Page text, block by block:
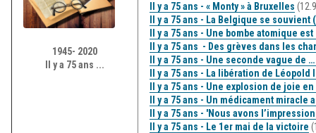
1945- 2020
Il y a 75 ans ...
Il y a 75 ans - « Monty » à Bruxelles
Il y a 75 ans - La Belgique se souvient
Il y a 75 ans - Une bombe atomique
Il y a 75 ans - Des grèves dans les
Il y a 75 ans - Une seconde vague de
Il y a 75 ans - La libération de
Il y a 75 ans - Une explosion de joie
Il y a 75 ans - Un médicament
Il y a 75 ans - 'Nous avons
Il y a 75 ans - Le 1er mai de la victoire